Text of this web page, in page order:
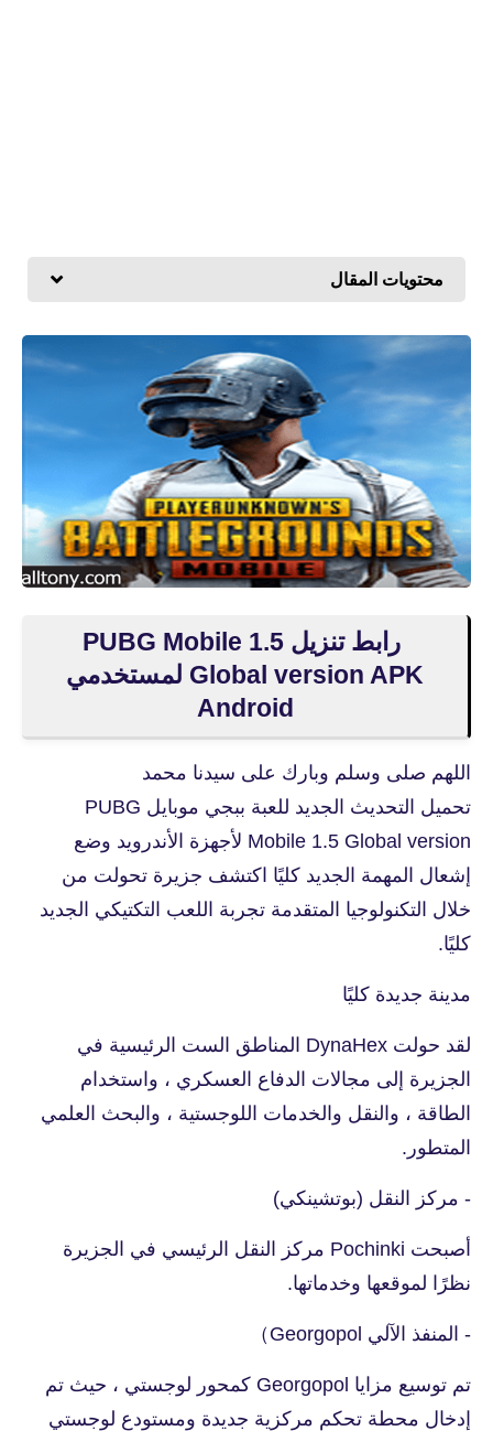
محتويات المقال
رابط تنزيل PUBG Mobile 1.5
Global version APK لمستخدمي
Android
اللهم صلى وسلم وبارك على سيدنا محمد
تحميل التحديث الجديد للعبة ببجي موبايل PUBG
Mobile 1.5 Global version لأجهزة الأندرويد وضع
إشعال المهمة الجديد كليًا اكتشف جزيرة تحولت من
خلال التكنولوجيا المتقدمة تجربة اللعب التكتيكي الجديد
كليًا.
مدينة جديدة كليًا
لقد حولت DynaHex المناطق الست الرئيسية في
الجزيرة إلى مجالات الدفاع العسكري ، واستخدام
الطاقة ، والنقل والخدمات اللوجستية ، والبحث العلمي
المتطور.
- مركز النقل (بوتشينكي)
أصبحت Pochinki مركز النقل الرئيسي في الجزيرة
نظرًا لموقعها وخدماتها.
- المنفذ الآلي Georgopol）
تم توسيع مزايا Georgopol كمحور لوجستي ، حيث تم
إدخال محطة تحكم مركزية جديدة ومستودع لوجستي